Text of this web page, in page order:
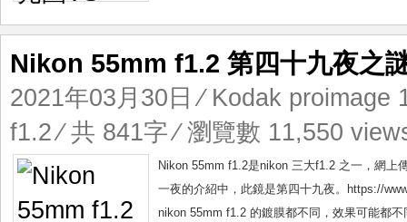
Nikon 55mm f1.2 第四十九夜之
2021年03月30日 ⁄ Kodak proimage
f1.2⁄ 共 841字 ⁄ 瀏覽數 11,550
Nikon 55mm f1.2是nikon 三大f1.2 之一，網上
一夜的介紹中，此鏡是第四十九夜。https://
nikon 55mm f1.2 的鍍膜都不同，效果可能都